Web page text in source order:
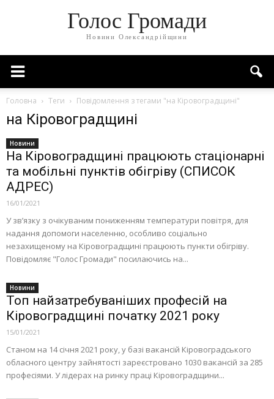
Голос Громади
Новини Олександрійщини
Головна Теги Повідомлення з тегами "на Кіровоградщині"
на Кіровоградщині
Новини
На Кіровоградщині працюють стаціонарні
та мобільні пунктів обігріву (СПИСОК
АДРЕС)
16/01/2021
У зв’язку з очікуваним пониженням температури повітря, для
надання допомоги населенню, особливо соціально
незахищеному на Кіровоградщині працюють пункти обігріву.
Повідомляє "Голос Громади" посилаючись на...
Новини
Топ найзатребуваніших професій на
Кіровоградщині початку 2021 року
15/01/2021
Станом на 14 січня 2021 року, у базі вакансій Кіровоградського
обласного центру зайнятості зареєстровано 1030 вакансій за 285
професіями. У лідерах на ринку праці Кіровоградщини...